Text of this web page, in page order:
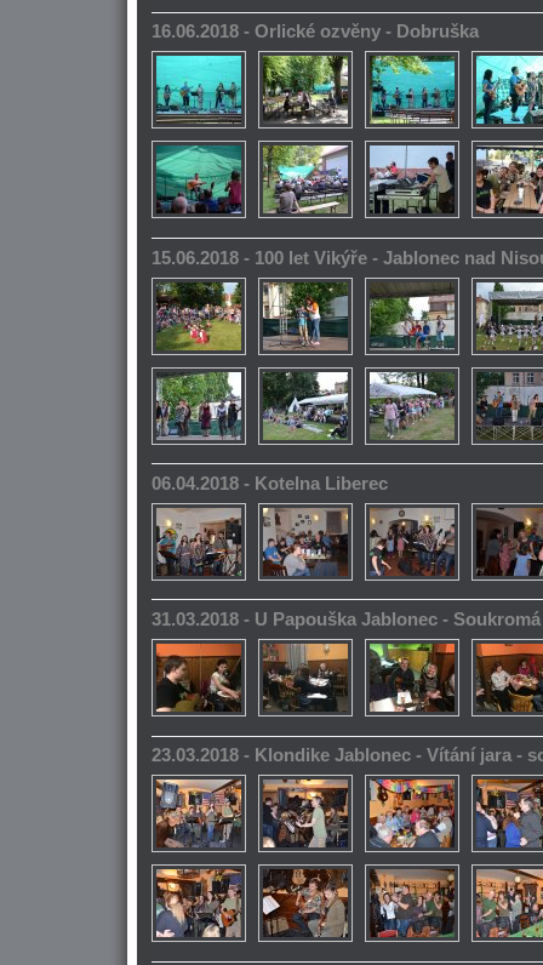
16.06.2018 - Orlické ozvěny - Dobruška
15.06.2018 - 100 let Vikýře - Jablonec nad
06.04.2018 - Kotelna Liberec
31.03.2018 - U Papouška Jablonec -
23.03.2018 - Klondike Jablonec - Vítání jara -